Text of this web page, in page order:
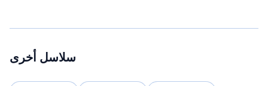
سلاسل أخرى